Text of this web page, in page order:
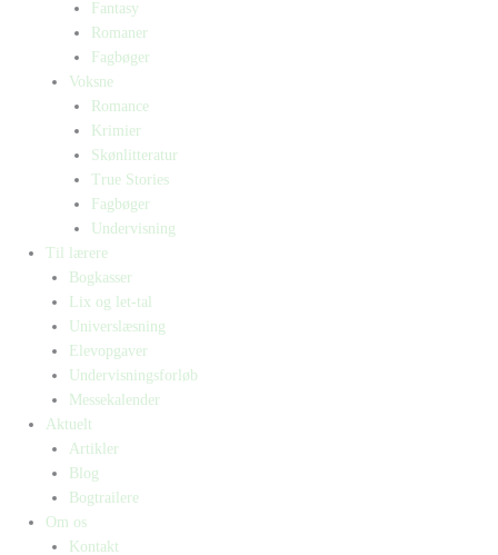
Fantasy
Romaner
Fagbøger
Voksne
Romance
Krimier
Skønlitteratur
True Stories
Fagbøger
Undervisning
Til lærere
Bogkasser
Lix og let-tal
Universlæsning
Elevopgaver
Undervisningsforløb
Messekalender
Aktuelt
Artikler
Blog
Bogtrailere
Om os
Kontakt